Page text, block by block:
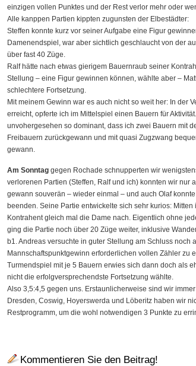
einzigen vollen Punktes und der Rest verlor mehr oder
Alle kanppen Partien kippten zugunsten der Elbestädter:
Steffen konnte kurz vor seiner Aufgabe eine Figur
Damenendspiel, war aber sichtlich geschlaucht von der
über fast 40 Züge.
Ralf hätte nach etwas gierigem Bauernraub seiner
Stellung – eine Figur gewinnen können, wählte aber –
schlechtere Fortsetzung.
Mit meinem Gewinn war es auch nicht so weit her: In der
erreicht, opferte ich im Mittelspiel einen Bauern für
unvohergesehen so dominant, dass ich zwei Bauern mit
Freibauern zurückgewann und mit quasi Zugzwang
gewann.
Am Sonntag gegen Rochade schnupperten wir
verlorenen Partien (Steffen, Ralf und ich) konnten wir nur
gewann souverän – wieder einmal – und auch Olaf
beenden. Seine Partie entwickelte sich sehr kurios: Mitten
Kontrahent gleich mal die Dame nach. Eigentlich ohne
ging die Partie noch über 20 Züge weiter, inklusive
b1. Andreas versuchte in guter Stellung am Schluss noch
Mannschaftspunktgewinn erforderlichen vollen Zähler zu
Turmendspiel mit je 5 Bauern erwies sich dann doch als
nicht die erfolgversprechendste Fortsetzung wählte.
Also 3,5:4,5 gegen uns. Erstaunlicherweise sind wir
Dresden, Coswig, Hoyerswerda und Löberitz haben wir
Restprogramm, um die wohl notwendigen 3 Punkte zu
Kommentieren Sie den Beitrag!